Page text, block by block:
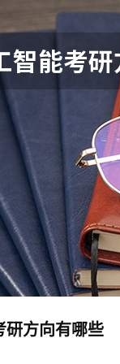
研方向有哪些